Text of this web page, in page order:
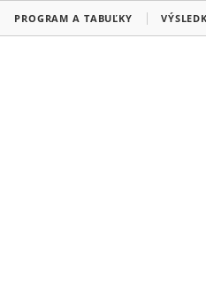
PROGRAM A TABUĽKY